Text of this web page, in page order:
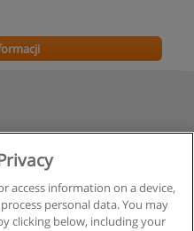
access information on a device,
personal data. You may
clicking below, including your